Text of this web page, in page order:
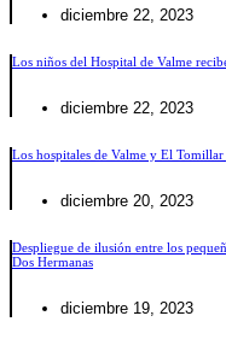
diciembre 22, 2023
Los niños del Hospital de Valme
diciembre 22, 2023
Los hospitales de Valme y El
diciembre 20, 2023
Despliegue de ilusión entre los
Dos Hermanas
diciembre 19, 2023